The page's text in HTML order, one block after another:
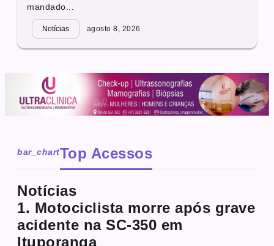
mandado...
Notícias agosto 8, 2026
bar_chartTop Acessos
Notícias
1. Motociclista morre após grave
acidente na SC-350 em
Ituporanga